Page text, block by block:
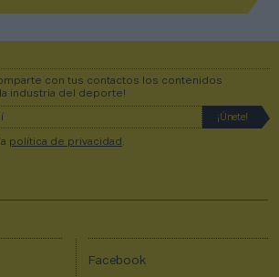
con tus contactos los contenidos
industria del deporte!
política de privacidad
Facebook